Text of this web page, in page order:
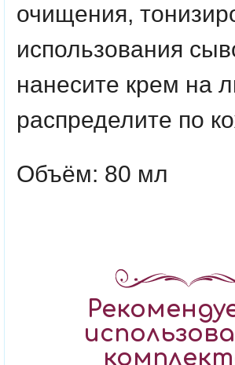
очищения,
использования
нанесите крем на
распределите по
Объём: 80 мл